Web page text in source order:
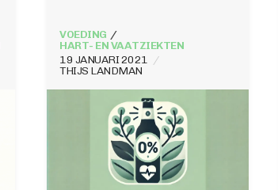
19 JANUARI 2021
THIJS LANDMAN
VOEDING
HART- EN VAATZIEKTEN